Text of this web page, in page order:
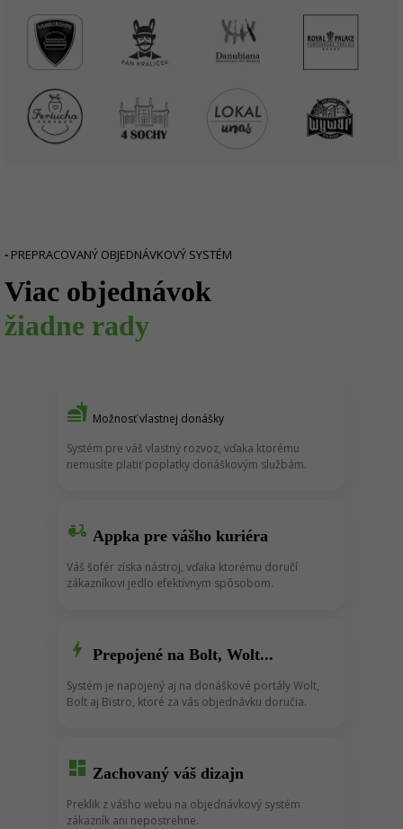
- PREPRACOVANÝ OBJEDNÁVKOVÝ SYSTÉM
Viac objednávok
žiadne rady
fastfood Možnosť vlastnej donášky
Systém pre váš vlastný rozvoz, vďaka ktorému
nemusíte platiť poplatky donáškovým službám.
moped Appka pre vášho kuriéra
Váš šofér získa nástroj, vďaka ktorému doručí
zákazníkovi jedlo efektívnym spôsobom.
bolt Prepojené na Bolt, Wolt...
Systém je napojený aj na donáškové portály Wolt,
Bolt aj Bistro, ktoré za vás objednávku doručia.
dashboard Zachovaný váš dizajn
Preklik z vášho webu na objednávkový systém
zákazník ani nepostrehne.